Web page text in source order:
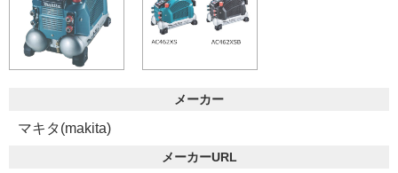
メーカー
マキタ(makita)
メーカーURL